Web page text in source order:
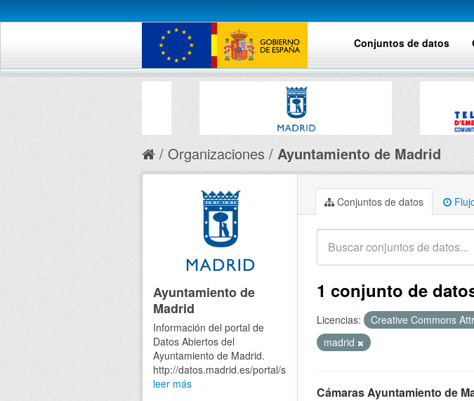
Conjuntos de datos
Organizaciones Ayuntamiento de Madrid
Conjuntos de datos
1 conjunto de
Licencias: Creative Commons
madrid
Cámaras Ayuntamiento de
Ayuntamiento de
Madrid
Información del portal de
Datos Abiertos del
Ayuntamiento de Madrid.
http://datos.madrid.es/portal/site/egob
leer más